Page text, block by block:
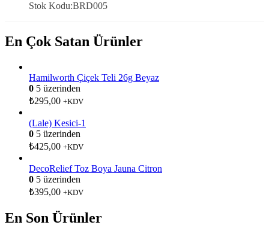
Stok Kodu:BRD005
En Çok Satan Ürünler
Hamilworth Çiçek Teli 26g Beyaz
0 5 üzerinden
₺295,00 +KDV
(Lale) Kesici-1
0 5 üzerinden
₺425,00 +KDV
DecoRelief Toz Boya Jauna Citron
0 5 üzerinden
₺395,00 +KDV
En Son Ürünler